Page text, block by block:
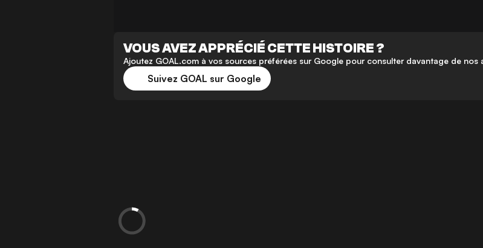
VOUS AVEZ APPRÉCIÉ CETTE HISTOIRE ?
Ajoutez GOAL.com à vos sources préférées sur Google pour consulter davantage de nos
Suivez GOAL sur Google